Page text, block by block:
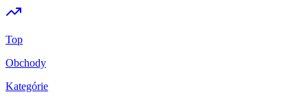
Top
Obchody
Kategórie